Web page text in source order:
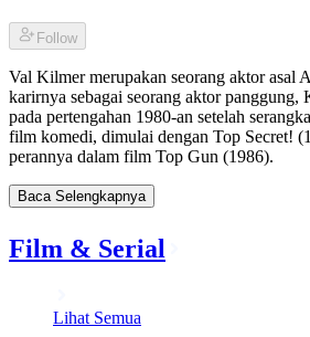
Follow
Val Kilmer merupakan seorang aktor asal
karirnya sebagai seorang aktor
pada pertengahan 1980-an setelah
film komedi, dimulai dengan Top Secret!
perannya dalam film Top Gun (1986).
Baca Selengkapnya
Film & Serial
Lihat Semua